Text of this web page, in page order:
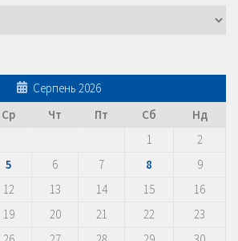
Серпень 2026
Ср Чт Пт Сб
Нд
1
2
5 6 7 8
9
12 13 14 15
16
19 20 21 22
23